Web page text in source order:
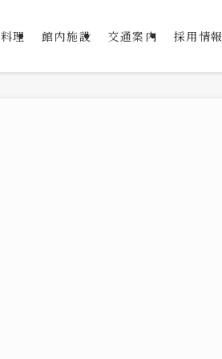
料理 館内施設 交通案内 採用情報